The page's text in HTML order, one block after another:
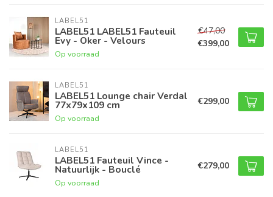
LABEL51
LABEL51 LABEL51 Fauteuil
Evy - Oker - Velours
Op voorraad
€47,00
€399,00
LABEL51
LABEL51 Lounge chair Verdal
77x79x109 cm
Op voorraad
€299,00
LABEL51
LABEL51 Fauteuil Vince -
Natuurlijk - Bouclé
Op voorraad
€279,00